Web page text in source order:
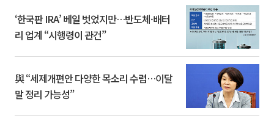
‘한국판 IRA’ 베일 벗었지만…반도체·배터
리 업계 “시행령이 관건”
與 “세제개편안 다양한 목소리 수렴…이달
말 정리 가능성”